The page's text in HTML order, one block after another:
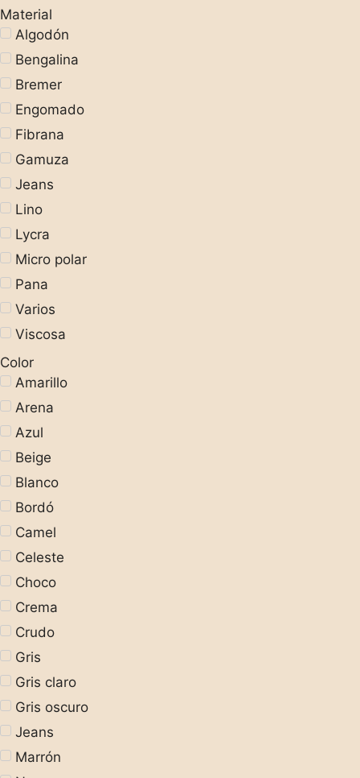
Material
Algodón
Bengalina
Bremer
Engomado
Fibrana
Gamuza
Jeans
Lino
Lycra
Micro polar
Pana
Varios
Viscosa
Color
Amarillo
Arena
Azul
Beige
Blanco
Bordó
Camel
Celeste
Choco
Crema
Crudo
Gris
Gris claro
Gris oscuro
Jeans
Marrón